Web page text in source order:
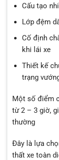
Cấu tạo
Lớp đệm
Cố định
khi lái xe
Thiết kế
trạng
Một số điểm
từ 2 – 3 giờ,
thường
Đây là lựa
thất xe toàn